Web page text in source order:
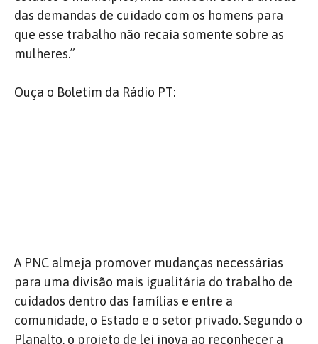
das demandas de cuidado com os homens para
que esse trabalho não recaia somente sobre as
mulheres.”
Ouça o Boletim da Rádio PT:
A PNC almeja promover mudanças necessárias
para uma divisão mais igualitária do trabalho de
cuidados dentro das famílias e entre a
comunidade, o Estado e o setor privado. Segundo o
Planalto, o projeto de lei inova ao reconhecer a